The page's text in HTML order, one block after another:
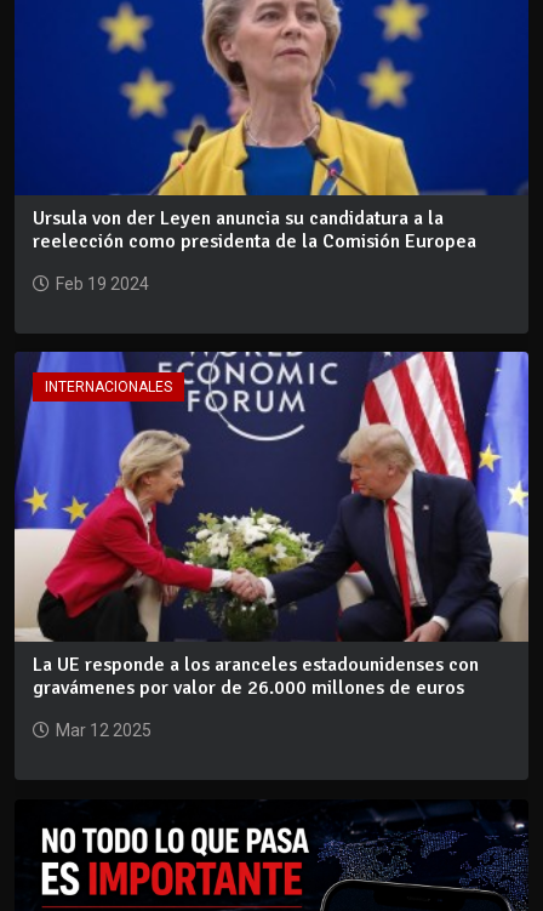
Ursula von der Leyen anuncia su candidatura a la
reelección como presidenta de la Comisión Europea
Feb 19 2024
INTERNACIONALES
La UE responde a los aranceles estadounidenses con
gravámenes por valor de 26.000 millones de euros
Mar 12 2025